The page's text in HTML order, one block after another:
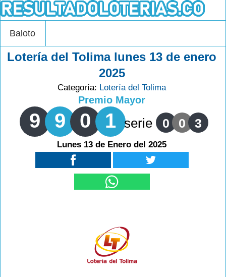
Baloto
Lotería del Tolima lunes 13 de enero
2025
Categoría: Lotería del Tolima
Premio Mayor
9 9 0 1 serie 0 0 3
Lunes 13 de Enero del 2025